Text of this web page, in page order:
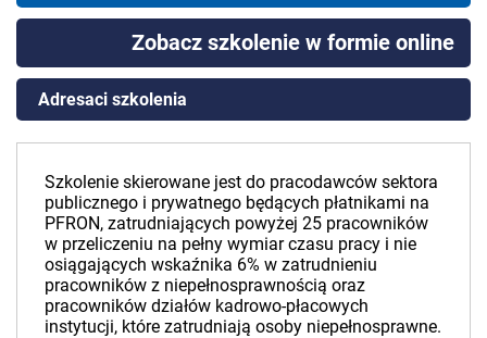
Zobacz szkolenie w formie online
Adresaci szkolenia
Szkolenie skierowane jest do pracodawców sektora
publicznego i prywatnego będących płatnikami na
PFRON, zatrudniających powyżej 25 pracowników
w przeliczeniu na pełny wymiar czasu pracy i nie
osiągających wskaźnika 6% w zatrudnieniu
pracowników z niepełnosprawnością oraz
pracowników działów kadrowo-płacowych
instytucji, które zatrudniają osoby niepełnosprawne.